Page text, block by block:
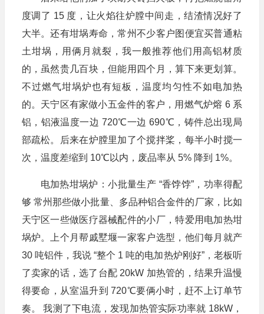
度调了 15 度，让火焰往炉膛中间走，结渣情况好了
大半。还有坩埚寿命，常州不少客户图便宜买普通粘
土坩埚，用俩月就裂，我一般推荐他们用高铝材质
的，虽然贵几百块，但能用四个月，算下来更划算。
不过燃气坩埚炉也有短板，温度均匀性不如电加热
的。天宁区有家做小五金件的客户，用燃气炉熔 6 系
铝，铝液温度一边 720℃一边 690℃，铸件总出现局
部疏松。后来在炉膛里加了个搅拌桨，每半小时搅一
次，温度差缩到 10℃以内，废品率从 5% 降到 1%。
电加热坩埚炉：小批量生产 “香饽饽”，功率得配
够 常州那些做小批量、多品种铝合金件的厂家，比如
天宁区一些做医疗器械配件的小厂，特爱用电加热坩
埚炉。上个月帮戚墅堰一家客户选型，他们每月就产
30 吨铝件，我说 “整个 1 吨的电加热炉刚好”，老板听
了卖家的话，选了台配 20kW 加热管的，结果升温慢
得要命，从室温升到 720℃要俩小时，赶不上订单节
奏。 我测了下电流，发现加热管实际功率就 18kW，